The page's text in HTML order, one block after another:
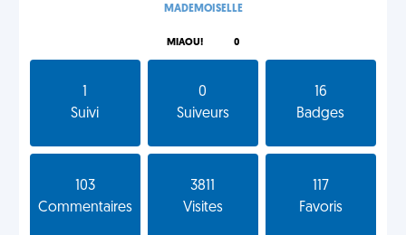
MADEMOISELLE
MIAOU! 0
Suivi
0
Suiveurs
16
Badges
103
Commentaires
3811
Visites
117
Favoris